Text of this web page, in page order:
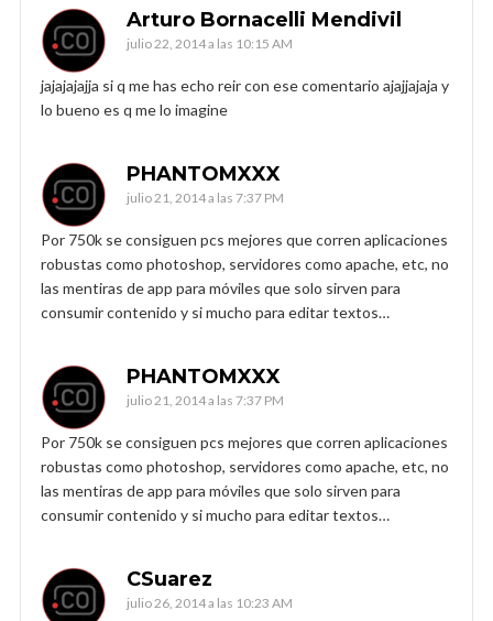
Arturo Bornacelli Mendivil
julio 22, 2014 a las 10:15 AM
jajajajajja si q me has echo reir con ese comentario ajajjajaja y
lo bueno es q me lo imagine
PHANTOMXXX
julio 21, 2014 a las 7:37 PM
Por 750k se consiguen pcs mejores que corren aplicaciones
robustas como photoshop, servidores como apache, etc, no
las mentiras de app para móviles que solo sirven para
consumir contenido y si mucho para editar textos…
PHANTOMXXX
julio 21, 2014 a las 7:37 PM
Por 750k se consiguen pcs mejores que corren aplicaciones
robustas como photoshop, servidores como apache, etc, no
las mentiras de app para móviles que solo sirven para
consumir contenido y si mucho para editar textos…
CSuarez
julio 26, 2014 a las 10:23 AM